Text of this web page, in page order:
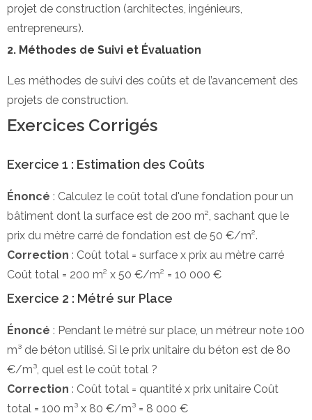
projet de construction (architectes, ingénieurs,
entrepreneurs).
2. Méthodes de Suivi et Évaluation
Les méthodes de suivi des coûts et de l’avancement des
projets de construction.
Exercices Corrigés
Exercice 1 : Estimation des Coûts
Énoncé : Calculez le coût total d'une fondation pour un
bâtiment dont la surface est de 200 m², sachant que le
prix du mètre carré de fondation est de 50 €/m².
Correction : Coût total = surface x prix au mètre carré
Coût total = 200 m² x 50 €/m² = 10 000 €
Exercice 2 : Métré sur Place
Énoncé : Pendant le métré sur place, un métreur note 100
m³ de béton utilisé. Si le prix unitaire du béton est de 80
€/m³, quel est le coût total ?
Correction : Coût total = quantité x prix unitaire Coût
total = 100 m³ x 80 €/m³ = 8 000 €